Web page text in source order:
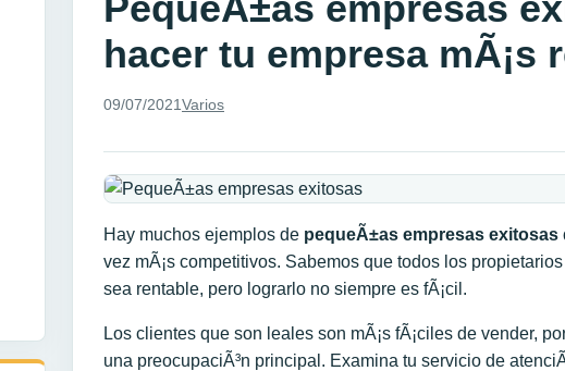
hacer tu empresa mÃ¡s
09/07/2021Varios
Hay muchos ejemplos de pequeÃ±as empresas
vez mÃ¡s competitivos. Sabemos que todos los
sea rentable, pero lograrlo no siempre es fÃ¡cil.
Los clientes que son leales son mÃ¡s fÃ¡ciles de vender,
una preocupaciÃ³n principal. Examina tu servicio de